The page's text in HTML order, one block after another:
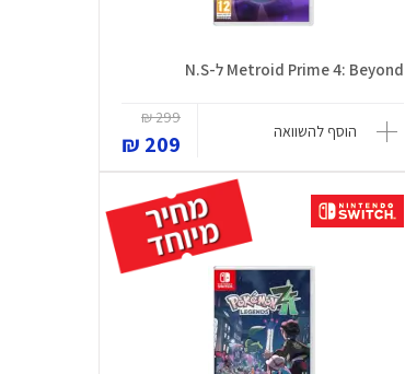
Metroid Prime 4: Beyond ל-N.S
הוסף להשוואה
299 ₪
209 ₪